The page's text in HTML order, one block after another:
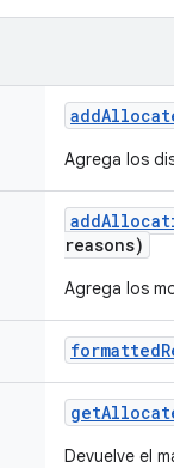
add
Agrega los
add
reasons)
Agrega los
formatted
get
Devuelve el